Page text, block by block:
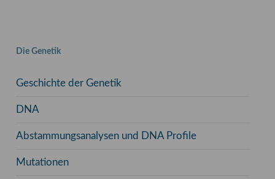
Die Genetik
Geschichte der Genetik
DNA
Abstammungsanalysen und DNA Profile
Mutationen